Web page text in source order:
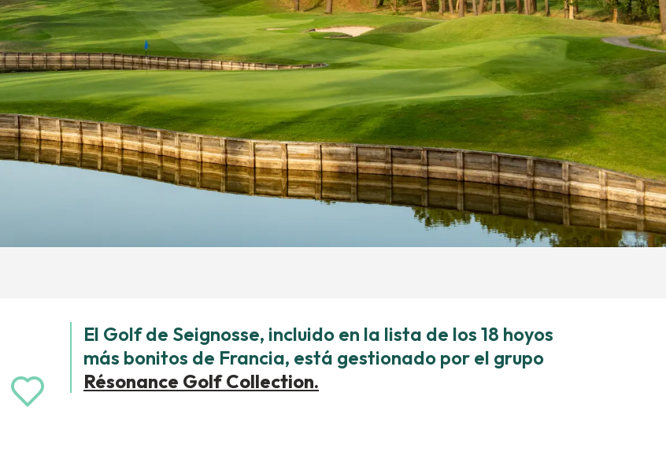
Ajouter aux favoris
El Golf de Seignosse, incluido en la lista de los 18 hoyos
más bonitos de Francia, está gestionado por el grupo
Résonance Golf Collection.